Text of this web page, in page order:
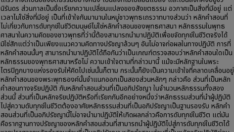
นิรันดร ส่วนกาลเป็นชื่อเรียกความเปลี่ยนแปลงของสังขตธรรม อวกาศเป็นสิ่งที่มีอยู่ แต่
เวลาไม่ใช่สิ่งที่มีอยู่ เป็นที่เข้าใจกันมานานในหมู่ชาวพุทธเถรวาทบางส่วนว่า หลักคำสอนที่
ไม่เกี่ยวกับการดับทุกข์ในชีวิตมนุษย์ไม่ใช่หลักคำสอนของพุทธศาสนา หลักธรรมในพุทธ
ศาสนาในความคิดของชาวพุทธที่ว่านี้ต้องสามารถนำมาปฏิบัติเพื่อขจัดทุกข์ในชีวิตจริงได้
มิใช่สักแต่ว่าเป็นเพียงแนวความคิดทางปรัชญาล้วนๆ อันไม่อาจก่อผลในทางปฏิบัติ การที่
หลักคำสอนนั้นๆ สามารถนำมาปฏิบัติได้ถือกันว่าเป็นเกณฑ์ตรวจสอบว่าหลักคำสอนใดเป็น
หลักธรรมของพุทธศาสนาหรือไม่ ความเข้าใจตามที่กล่าวมานี้ แม้จะมีหลักฐานในพระ
ไตรปิฎกบางแห่งรองรับให้คิดไปเช่นนั้นก็ตาม กระนั้นก็ยังเป็นความเข้าใจที่คลาดเคลื่อนอยู่
หลักคำสอนของพระพุทธองค์นั้นจำแนกออกเป็นสองส่วนหลักๆ กล่าวคือ ส่วนที่เป็นหลัก
คำสอนทางจริยปฏิบัติ กับหลักคำสอนส่วนที่เป็นอภิปรัชญา ในจำนวนหลักธรรมทั้งสอง
ส่วนนี้ ส่วนที่เป็นหลักจริยปฏิบัติหรือที่เรียกกันอีกอย่างหนึ่งว่าหลักธรรมส่วนที่นำผู้ปฏิบัติ
ไปสู่ความดับทุกข์ในชีวิตต้องอาศัยหลักธรรมส่วนที่เป็นอภิปรัชญาเป็นฐานรองรับ หลักคำ
สอนส่วนที่เป็นอภิปรัชญานี้ไม่อาจนำมาปฏิบัติให้เกิดผลกล่าวคือการดับทุกข์ในชีวิต แต่มัน
คือรากฐานทางปรัชญาของหลักคำสอนส่วนที่สามารถนำผู้ปฏิบัติไปสู่การดับทุกข์ในชีวิตได้